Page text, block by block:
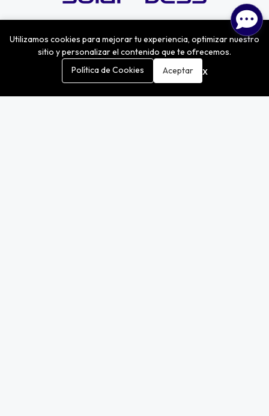
Sobre nosotros
Nuestro equipo
Alianzas
0
Utilizamos cookies para mejorar tu experiencia, optimizar nuestro
sitio y personalizar el contenido que te ofrecemos.
Política de Cookies
Aceptar x